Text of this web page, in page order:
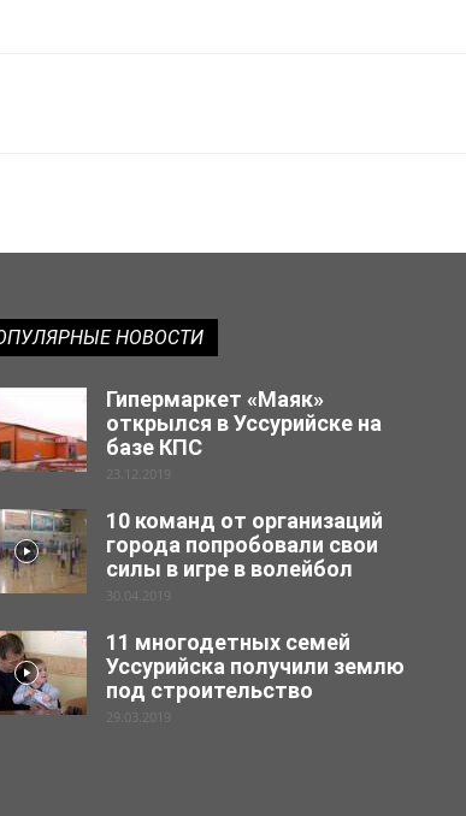
НОВОСТИ
Гипермаркет «Маяк»
открылся в Уссурийске на
базе КПС
23.12.2019
10 команд от организаций
города попробовали свои
силы в игре в волейбол
30.04.2019
11 многодетных семей
Уссурийска получили землю
под строительство
29.03.2019